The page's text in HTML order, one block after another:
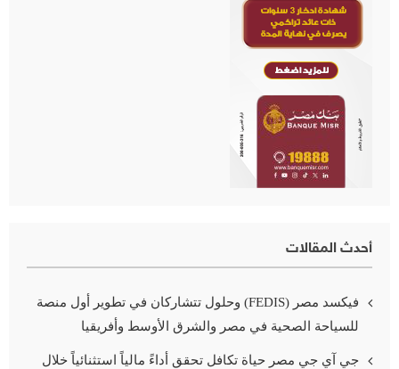
أحدث المقالات
فيكسد مصر (FEDIS) وحلول تتشاركان في تطوير أول منصة
للسياحة الصحية في مصر والشرق الأوسط وأفريقيا
جي آي جي مصر حياة تكافل تحقق أداءً مالياً استثنائياً خلال